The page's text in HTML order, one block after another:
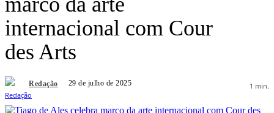
internacional com Cour
des Arts
Redação 29 de julho de 2025 1 min.